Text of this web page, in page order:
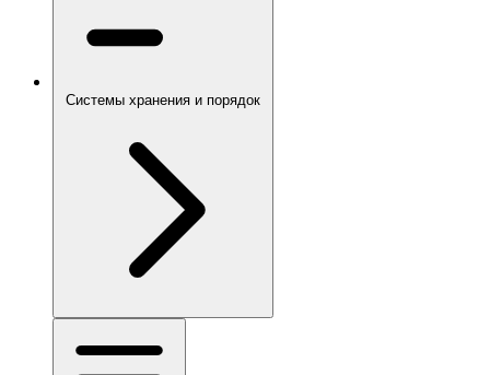
Системы хранения и порядок